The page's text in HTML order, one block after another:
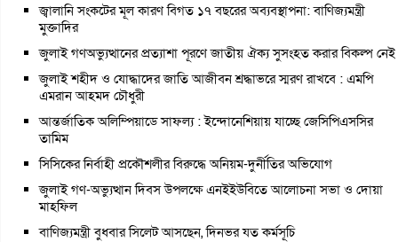
জ্বালানি সংকটের মূল কারণ বিগত ১৭ বছরের অব্যবস্থাপনা: বাণিজ্যমন্ত্রী
মুক্তাদির
জুলাই গণঅভ্যুত্থানের প্রত্যাশা পূরণে জাতীয় ঐক্য সুসংহত করার বিকল্প নেই
জুলাই শহীদ ও যোদ্ধাদের জাতি আজীবন শ্রদ্ধাভরে স্মরণ রাখবে : এমপি
এমরান আহমদ চৌধুরী
আন্তর্জাতিক অলিম্পিয়াডে সাফল্য : ইন্দোনেশিয়ায় যাচ্ছে জেসিপিএসসির
তামিম
সিসিকের নির্বাহী প্রকৌশলীর বিরুদ্ধে অনিয়ম-দুর্নীতির অভিযোগ
জুলাই গণ-অভ্যুত্থান দিবস উপলক্ষে এনইইউবিতে আলোচনা সভা ও দোয়া
মাহফিল
বাণিজ্যমন্ত্রী বুধবার সিলেট আসছেন, দিনভর যত কর্মসূচি